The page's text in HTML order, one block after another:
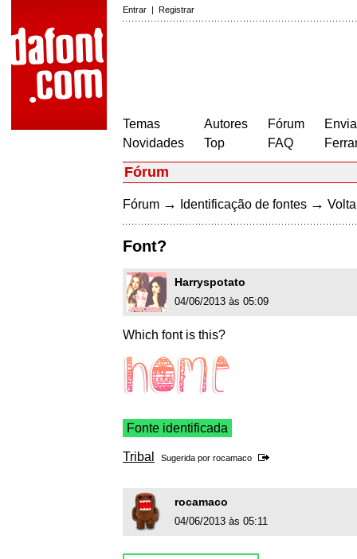
Entrar | Registrar
Temas
Novidades
Autores
Top
Fórum
FAQ
Fórum
Fórum → Identificação de fontes →
Font?
Harryspotato
04/06/2013 às 05:09
Which font is this?
Fonte identificada
Tribal Sugerida por rocamaco
rocamaco
04/06/2013 às 05:11